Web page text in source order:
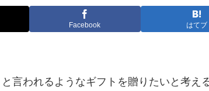
Facebook はてブ
言われるようなギフトを贈りたいと考え